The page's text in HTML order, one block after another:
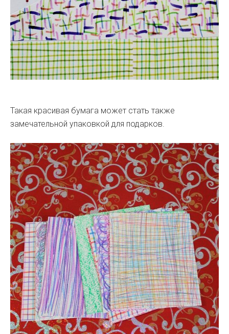
Такая красивая бумага может стать также
замечательной упаковкой для подарков.